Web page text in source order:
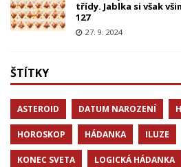
třídy. Jablka si však
127
27. 9. 2024
ŠTÍTKY
ASTEROID DATUM NAROZENÍ
HOROSKOP HÁDANKA ILUZE
KONEC SVETA LOGICKÁ HÁDANKA